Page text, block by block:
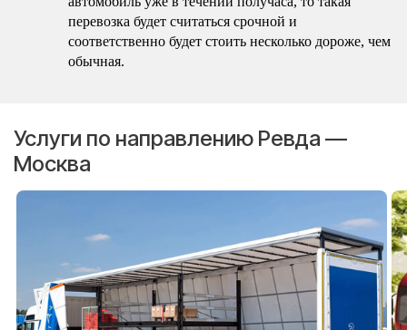
перевозка будет считаться срочной и
соответственно будет стоить несколько дороже, чем
обычная.
Услуги по направлению Ревда —
Москва